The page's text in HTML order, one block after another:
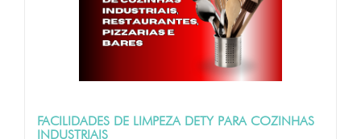
FACILIDADES DE LIMPEZA DETY PARA COZINHAS
INDUSTRIAIS